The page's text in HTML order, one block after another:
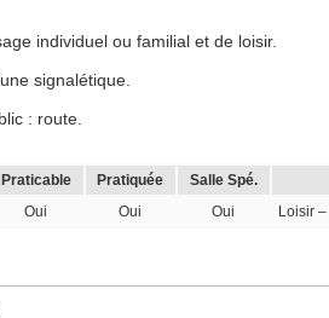
individuel ou familial et de loisir.
signalétique.
: route.
Praticable Pratiquée Salle Spé.
Oui Oui Oui Loisir